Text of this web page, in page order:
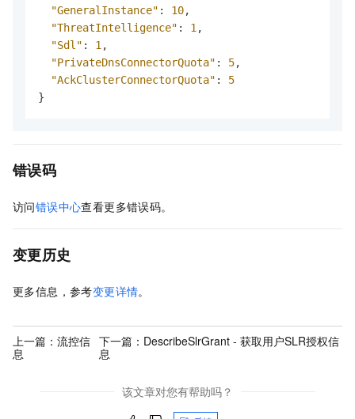
"GeneralInstance" : 10,
"ThreatIntelligence" : 1 ,
"Sdl" : 1 ,
"PrivateDnsConnectorQuota" : 5,
"AckClusterConnectorQuota" :
5
}
错误码
访问错误中心查看更多错误码。
变更历史
更多信息，参考变更详情。
上一篇： 流控信
息
下一篇： DescribeSlrGrant - 获取用户SLR授权信
息
该文章对您有帮助吗？